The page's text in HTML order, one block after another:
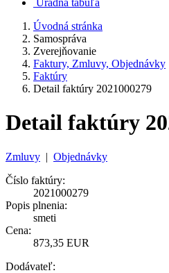
Úradná tabuľa
Úvodná stránka
Samospráva
Zverejňovanie
Faktury, Zmluvy, Objednávky
Faktúry
Detail faktúry 2021000279
Detail faktúry
Zmluvy | Objednávky
Číslo faktúry:
2021000279
Popis plnenia:
smeti
Cena:
873,35 EUR
Dodávateľ: